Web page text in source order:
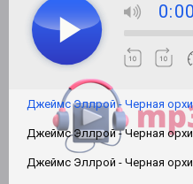
0:00
Джеймс Эллрой - Черная
Джеймс Эллрой - Черная
Джеймс Эллрой - Черная